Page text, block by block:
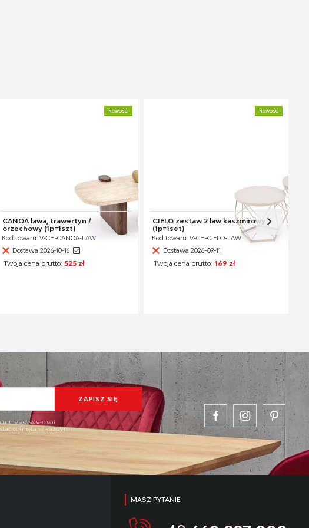
NOWOŚĆ
CANOA ława, trawertyn /
orzechowy (1p=1szt)
Kod towaru: V-CH-CANOA-LAW
Dostawa 2026-10-16
Twoja cena brutto: 525 zł
NOWOŚĆ
CIELO zestaw 2 ław kaszmirowy
(1p=1set)
Kod towaru: V-CH-CIELO-LAW
Dostawa 2026-09-11
Twoja cena brutto:169 zł
adres e-mail
cofnięta w każdym
MASZ PYTANIE